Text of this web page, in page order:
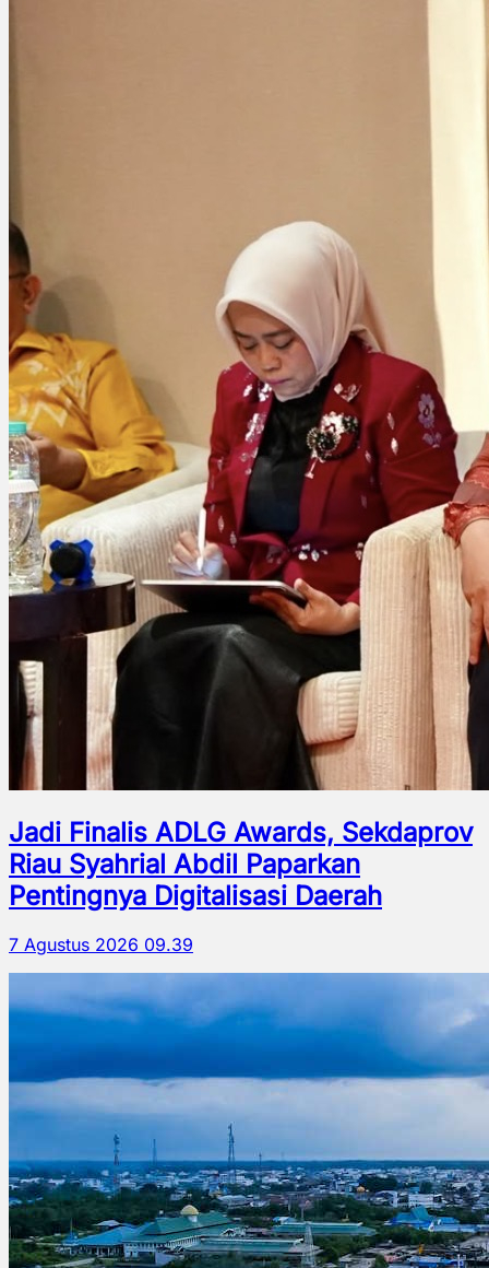
Jadi Finalis ADLG Awards, Sekdaprov
Riau Syahrial Abdil Paparkan
Pentingnya Digitalisasi Daerah
7 Agustus 2026 09.39